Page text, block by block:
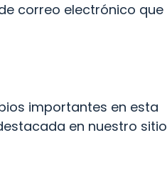
correo electrónico que
importantes en esta
en nuestro sitio